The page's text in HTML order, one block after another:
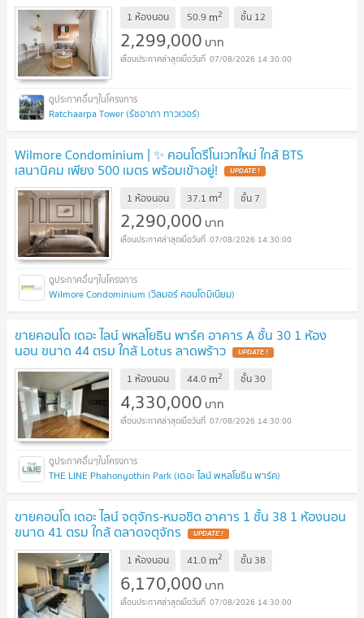
1 ห้องนอน 50.9 m2 ชั้น 12
2,299,000 บาท
07/08/2026 14:30:00
Ratchaarpa Tower (รัชอาภา ทาวเวอร์)
Wilmore Condominium | ✨ คอนโดรีโนเวทใหม่ ใกล้ BTS
เสนานิคม เพียง 500 เมตร พร้อมเข้าอยู่!
1 ห้องนอน 37.1 m2 ชั้น 7
2,290,000 บาท
07/08/2026 14:30:00
Wilmore Condominium (วิลมอร์ คอนโดมิเนียม)
ขายคอนโด เดอะ ไลน์ พหลโยธิน พาร์ค อาคาร A ชั้น 30 1 ห้อง
นอน ขนาด 44 ตรม ใกล้ Lotus ลาดพร้าว
1 ห้องนอน 44.0 m2 ชั้น 30
4,330,000 บาท
07/08/2026 14:30:00
THE LINE Phahonyothin Park (เดอะ ไลน์ พหลโยธิน พาร์ค)
ขายคอนโด เดอะ ไลน์ จตุจักร-หมอชิต อาคาร 1 ชั้น 38 1 ห้องนอน
ขนาด 41 ตรม ใกล้ ตลาดจตุจักร
1 ห้องนอน 41.0 m2 ชั้น 38
6,170,000 บาท
07/08/2026 14:30:00